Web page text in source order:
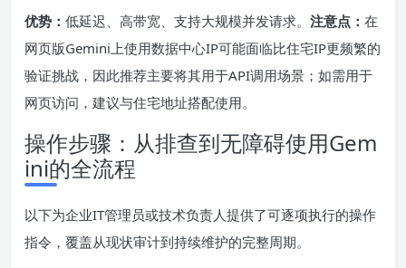
优势： 低延迟、高带宽、支持大规模并发请求。 注意点： 在
网页版Gemini上使用数据中心IP可能面临比住宅IP更频繁的
验证挑战，因此推荐主要将其用于API调用场景；如需用于
网页访问，建议与住宅地址搭配使用。
操作步骤：从排查到无障碍使用Gem
ini的全流程
以下为企业IT管理员或技术负责人提供了可逐项执行的操作
指令，覆盖从现状审计到持续维护的完整周期。